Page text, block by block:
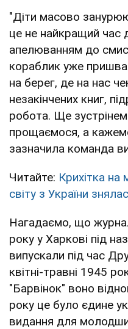
"Діти масово
це не найкращий час
апелюванням до
кораблик уже
на берег, де на нас
незакінчених книг,
робота. Ще
прощаємося, а
зазначила команда
Читайте: Крихітка на
світу з України
Нагадаємо, що
року у Харкові під
випускали під час
квітні-травні 1945
"Барвінок" воно
року це було єдине
видання для